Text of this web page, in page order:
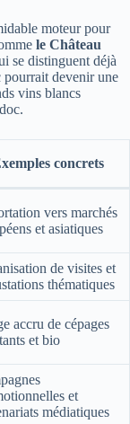
moteur pour
le Château
se distinguent déjà
devenir une
vins blancs
concrets
vers marchés
et asiatiques
de visites et
thématiques
accru de cépages
et bio
et
médiatiques